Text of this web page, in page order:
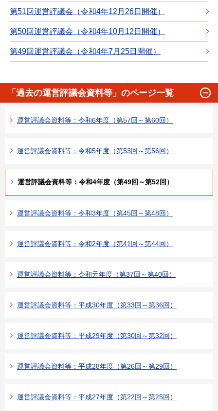
第51回運営評議会（令和4年12月26日開催）
第50回運営評議会（令和4年10月12日開催）
第49回運営評議会（令和4年7月25日開催）
「過去の運営評議会資料等」のページ一覧
運営評議会資料等：令和6年度（第57回～第60回）
運営評議会資料等：令和5年度（第53回～第56回）
運営評議会資料等：令和4年度（第49回～第52回）
運営評議会資料等：令和3年度（第45回～第48回）
運営評議会資料等：令和2年度（第41回～第44回）
運営評議会資料等：令和元年度（第37回～第40回）
運営評議会資料等：平成30年度（第33回～第36回）
運営評議会資料等：平成29年度（第30回～第32回）
運営評議会資料等：平成28年度（第26回～第29回）
運営評議会資料等：平成27年度（第22回～第25回）